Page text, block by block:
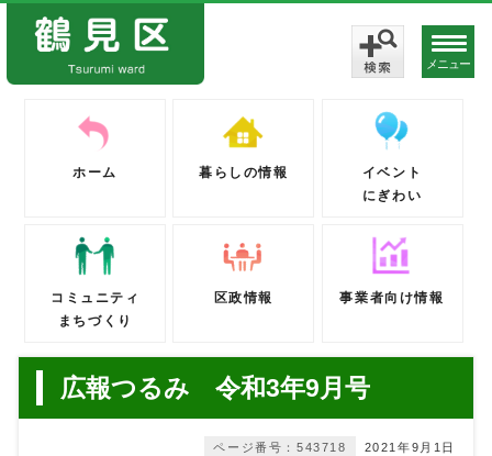
メニュー
ホーム 暮らしの情報
イベント
にぎわい
コミュニティ
まちづくり
区政情報 事業者向け情報
広報つるみ 令和3年9月号
2021年9月1日
ページ番号：543718